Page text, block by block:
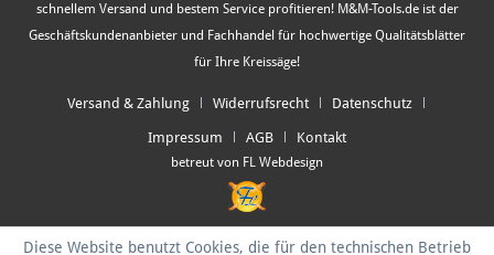
schnellem Versand und bestem Service profitieren! M&M-Tools.de ist der
Geschäftskundenanbieter und Fachhandel für hochwertige Qualitätsblätter
für Ihre Kreissäge!
Versand & Zahlung Widerrufsrecht Datenschutz
Impressum AGB Kontakt
betreut von FL Webdesign
Diese Website benutzt Cookies, die für den technischen Betrieb